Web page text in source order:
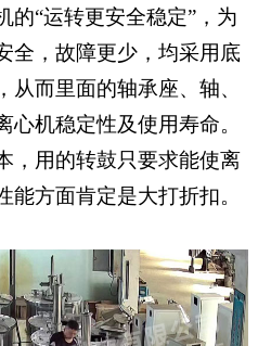
的“运转更安全稳定”，为
全，故障更少，均采用底
从而里面的轴承座、轴、
心机稳定性及使用寿命。
，用的转鼓只要求能使离
方面肯定是大打折扣。